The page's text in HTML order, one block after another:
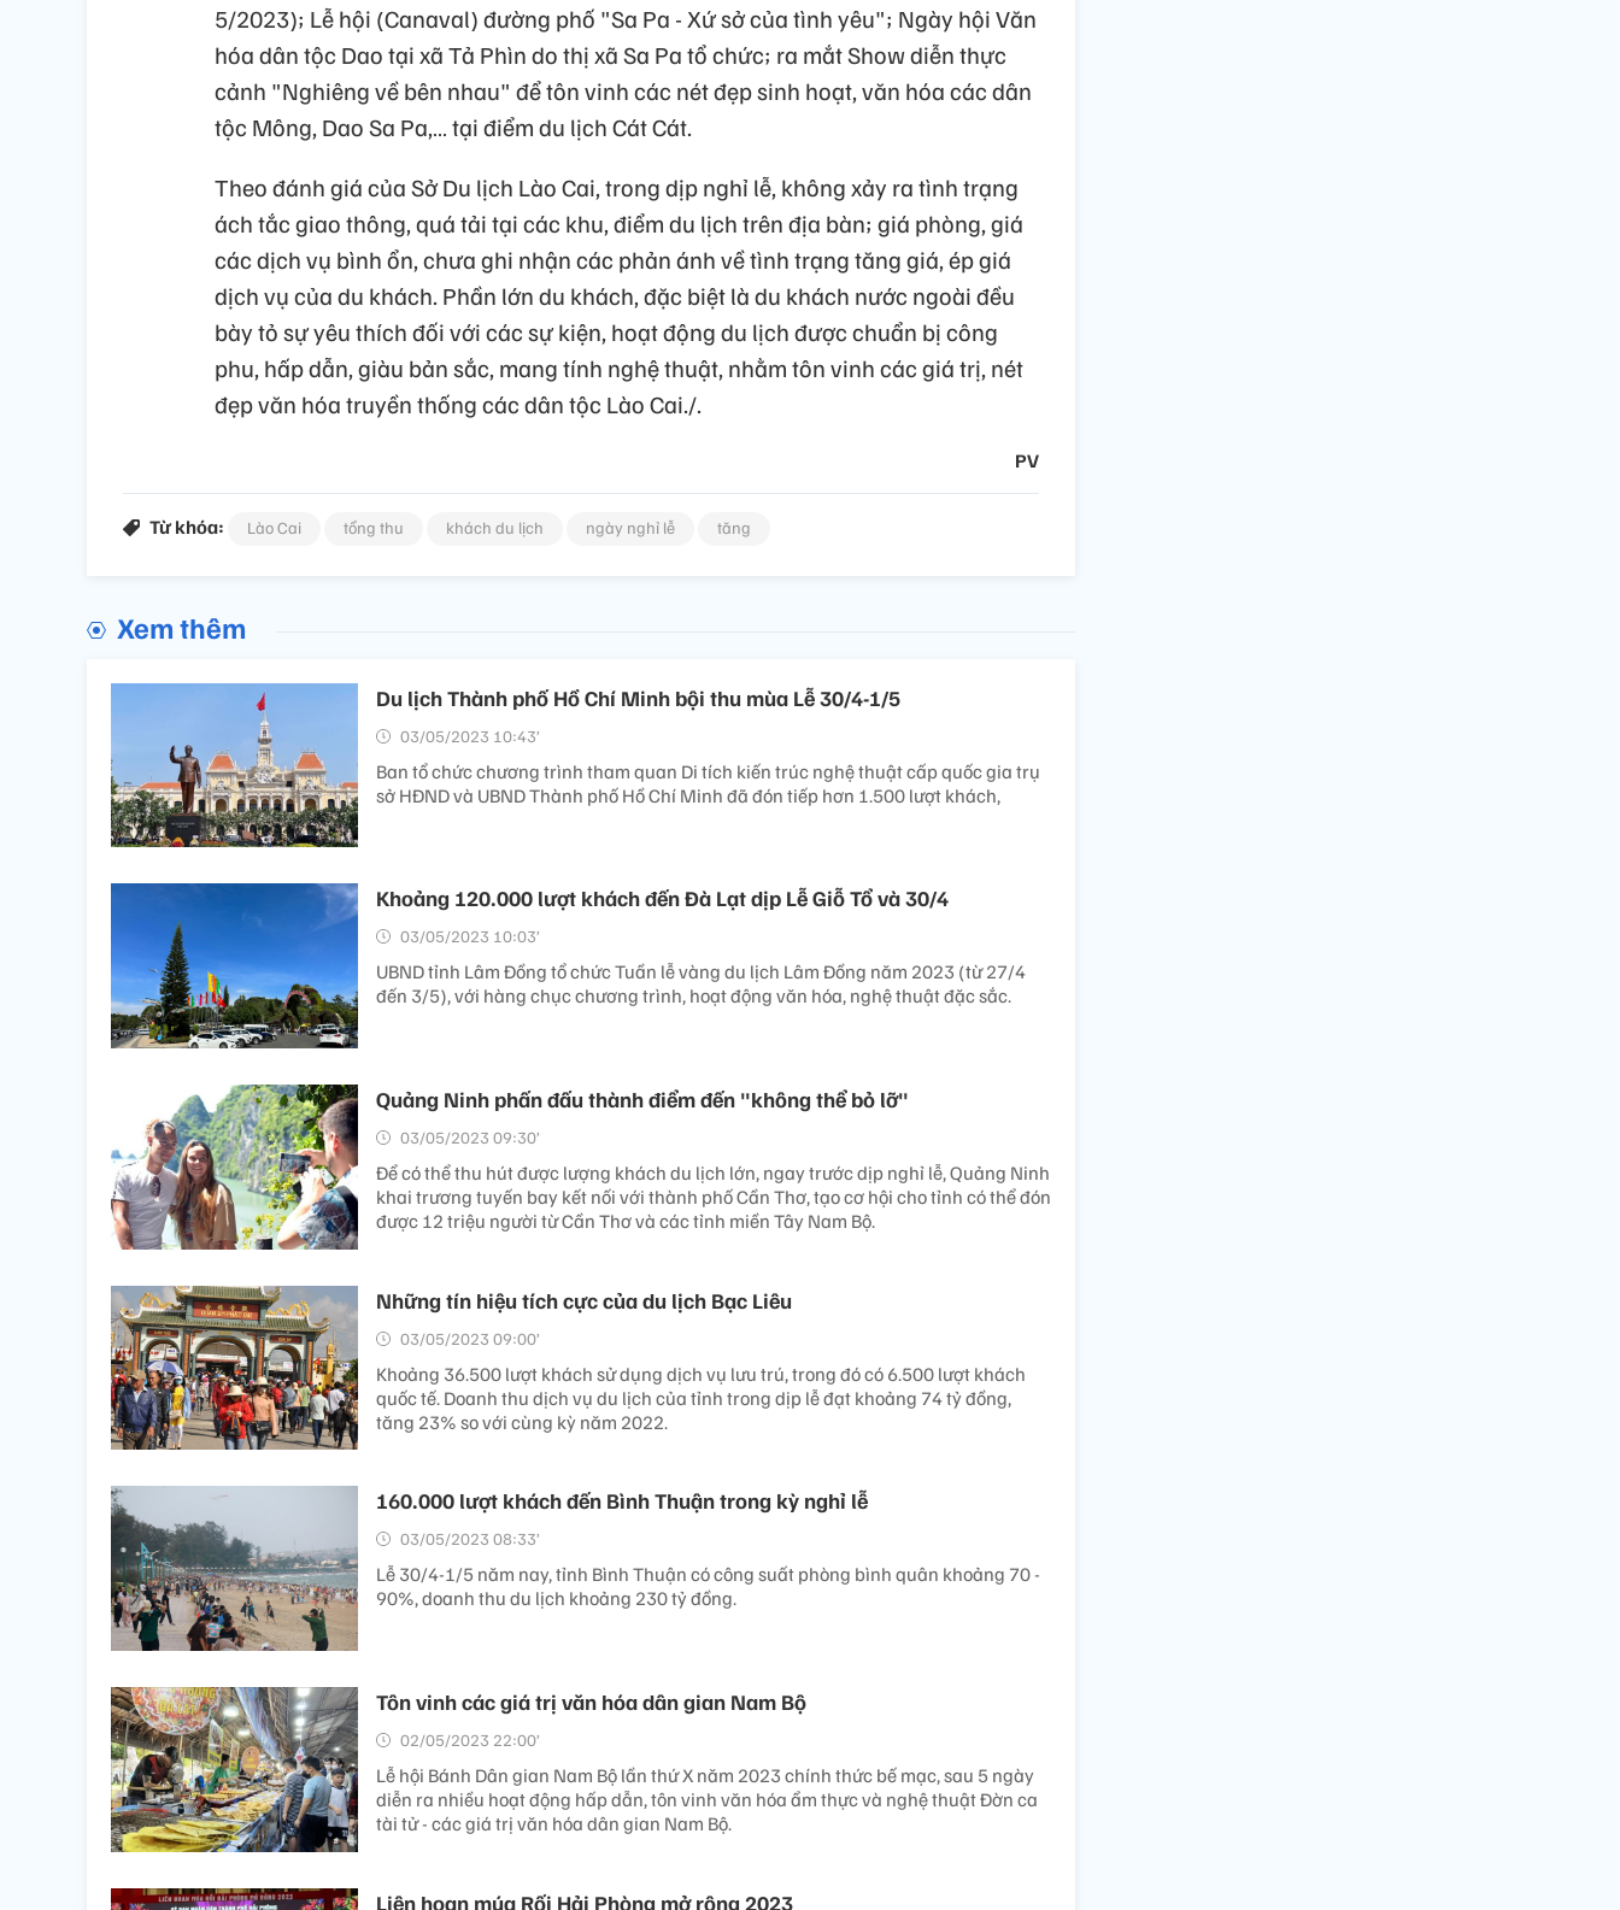
5/2023); Lễ hội (Canaval) đường phố "Sa Pa - Xứ sở của tình yêu"; Ngày hội Văn
hóa dân tộc Dao tại xã Tả Phìn do thị xã Sa Pa tổ chức; ra mắt Show diễn thực
cảnh "Nghiêng về bên nhau" để tôn vinh các nét đẹp sinh hoạt, văn hóa các dân
tộc Mông, Dao Sa Pa,… tại điểm du lịch Cát Cát.
Theo đánh giá của Sở Du lịch Lào Cai, trong dịp nghỉ lễ, không xảy ra tình trạng
ách tắc giao thông, quá tải tại các khu, điểm du lịch trên địa bàn; giá phòng, giá
các dịch vụ bình ổn, chưa ghi nhận các phản ánh về tình trạng tăng giá, ép giá
dịch vụ của du khách. Phần lớn du khách, đặc biệt là du khách nước ngoài đều
bày tỏ sự yêu thích đối với các sự kiện, hoạt động du lịch được chuẩn bị công
phu, hấp dẫn, giàu bản sắc, mang tính nghệ thuật, nhằm tôn vinh các giá trị, nét
đẹp văn hóa truyền thống các dân tộc Lào Cai./.
PV
Từ khóa: Lào Cai tổng thu khách du lịch ngày nghỉ lễ tăng
Xem thêm
Du lịch Thành phố Hồ Chí Minh bội thu mùa Lễ 30/4-1/5
03/05/2023 10:43’
Ban tổ chức chương trình tham quan Di tích kiến trúc nghệ thuật cấp quốc gia trụ
sở HĐND và UBND Thành phố Hồ Chí Minh đã đón tiếp hơn 1.500 lượt khách,
Khoảng 120.000 lượt khách đến Đà Lạt dịp Lễ Giỗ Tổ và 30/4
03/05/2023 10:03’
UBND tỉnh Lâm Đồng tổ chức Tuần lễ vàng du lịch Lâm Đồng năm 2023 (từ 27/4
đến 3/5), với hàng chục chương trình, hoạt động văn hóa, nghệ thuật đặc sắc.
Quảng Ninh phấn đấu thành điểm đến "không thể bỏ lỡ"
03/05/2023 09:30’
Để có thể thu hút được lượng khách du lịch lớn, ngay trước dịp nghỉ lễ, Quảng Ninh
khai trương tuyến bay kết nối với thành phố Cần Thơ, tạo cơ hội cho tỉnh có thể đón
được 12 triệu người từ Cần Thơ và các tỉnh miền Tây Nam Bộ.
Những tín hiệu tích cực của du lịch Bạc Liêu
03/05/2023 09:00’
Khoảng 36.500 lượt khách sử dụng dịch vụ lưu trú, trong đó có 6.500 lượt khách
quốc tế. Doanh thu dịch vụ du lịch của tỉnh trong dịp lễ đạt khoảng 74 tỷ đồng,
tăng 23% so với cùng kỳ năm 2022.
160.000 lượt khách đến Bình Thuận trong kỳ nghỉ lễ
03/05/2023 08:33’
Lễ 30/4-1/5 năm nay, tỉnh Bình Thuận có công suất phòng bình quân khoảng 70 -
90%, doanh thu du lịch khoảng 230 tỷ đồng.
Tôn vinh các giá trị văn hóa dân gian Nam Bộ
02/05/2023 22:00’
Lễ hội Bánh Dân gian Nam Bộ lần thứ X năm 2023 chính thức bế mạc, sau 5 ngày
diễn ra nhiều hoạt động hấp dẫn, tôn vinh văn hóa ẩm thực và nghệ thuật Đờn ca
tài tử - các giá trị văn hóa dân gian Nam Bộ.
Liên hoan múa Rối Hải Phòng mở rộng 2023